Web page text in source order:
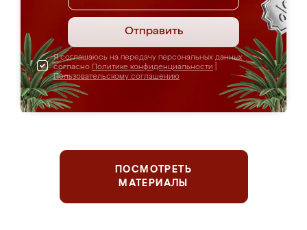
Отправить
Я соглашаюсь на передачу персональных данных
согласно Политике конфиденциальности
Пользовательскому соглашению
ПОСМОТРЕТЬ
МАТЕРИАЛЫ